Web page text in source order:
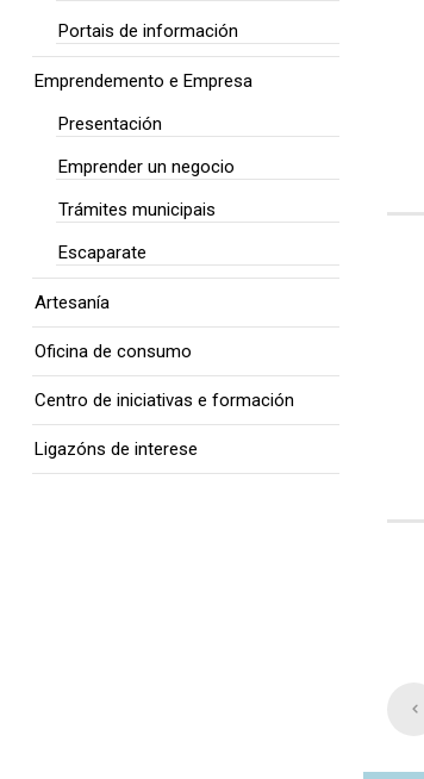
Portais de información
Emprendemento e Empresa
Presentación
Emprender un negocio
Trámites municipais
Escaparate
Artesanía
Oficina de consumo
Centro de iniciativas e formación
Ligazóns de interese